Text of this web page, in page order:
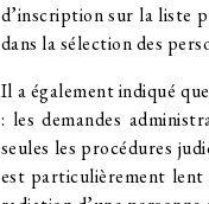
d’inscription sur la liste
dans la sélection des
Il a également indiqué
: les demandes
seules les procédures
est particulièrement lent